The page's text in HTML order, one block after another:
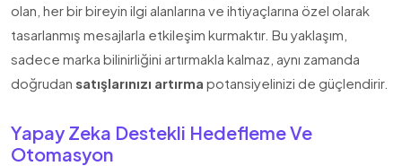
olan, her bir bireyin ilgi alanlarına ve ihtiyaçlarına özel olarak
tasarlanmış mesajlarla etkileşim kurmaktır. Bu yaklaşım,
sadece marka bilinirliğini artırmakla kalmaz, aynı zamanda
doğrudan satışlarınızı artırma potansiyelinizi de güçlendirir.
Yapay Zeka Destekli Hedefleme Ve
Otomasyon